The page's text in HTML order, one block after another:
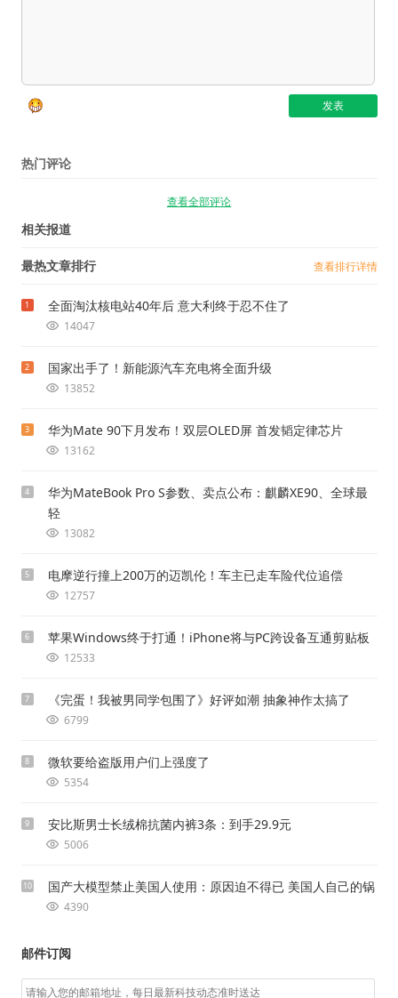
热门评论
查看全部评论
相关报道
最热文章排行 查看排行详情
1 全面淘汰核电站40年后 意大利终于忍不住了
14047
2 国家出手了！新能源汽车充电将全面升级
13852
3 华为Mate 90下月发布！双层OLED屏 首发韬定律芯片
13162
4
华为MateBook Pro S参数、卖点公布：麒麟XE90、全球最
轻
13082
5 电摩逆行撞上200万的迈凯伦！车主已走车险代位追偿
12757
6 苹果Windows终于打通！iPhone将与PC跨设备互通剪贴板
12533
7 《完蛋！我被男同学包围了》好评如潮 抽象神作太搞了
6799
8 微软要给盗版用户们上强度了
5354
9 安比斯男士长绒棉抗菌内裤3条：到手29.9元
5006
10 国产大模型禁止美国人使用：原因迫不得已 美国人自己的锅
4390
邮件订阅